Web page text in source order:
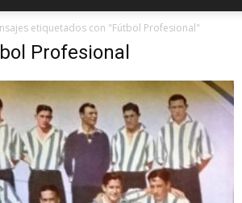
etiquetados con "Fútbol Profesional"
Profesional